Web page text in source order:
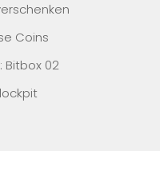
Coins
Bitbox 02